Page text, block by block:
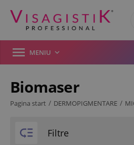
 MENIU 
Filtre produse
Brand
Biomaser
Pagina start / DERMOPIGMENTARE /
 Filtre